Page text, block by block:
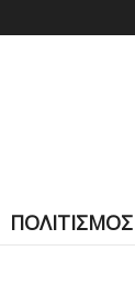
ΠΟΛΙΤΙΣΜΟΣ